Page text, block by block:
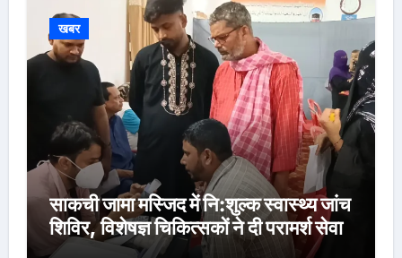
खबर
साकची जामा मस्जिद में नि:शुल्क स्वास्थ्य जांच
शिविर, विशेषज्ञ चिकित्सकों ने दी परामर्श सेवा